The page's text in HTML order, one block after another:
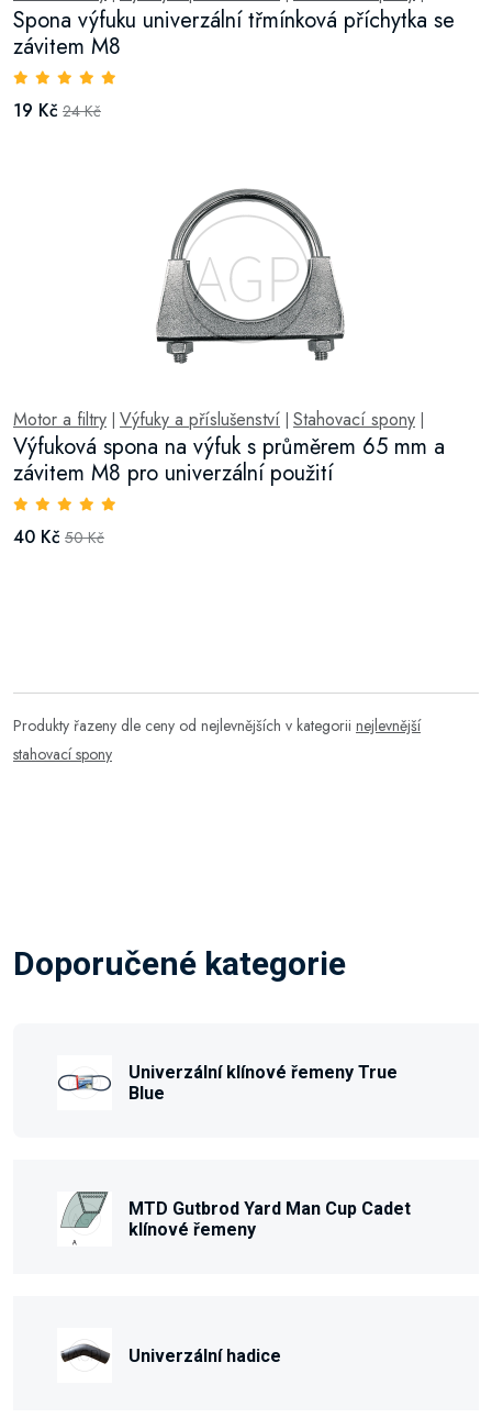
Spona výfuku univerzální třmínková příchytka se
závitem M8
19 Kč 24 Kč
Motor a filtry Výfuky a příslušenství Stahovací spony
Výfuková spona na výfuk s průměrem 65 mm a
závitem M8 pro univerzální použití
40 Kč 50 Kč
Produkty řazeny dle ceny od nejlevnějších v kategorii nejlevnější
stahovací spony
Doporučené kategorie
Univerzální klínové řemeny True
Blue
MTD Gutbrod Yard Man Cup Cadet
klínové řemeny
Univerzální hadice